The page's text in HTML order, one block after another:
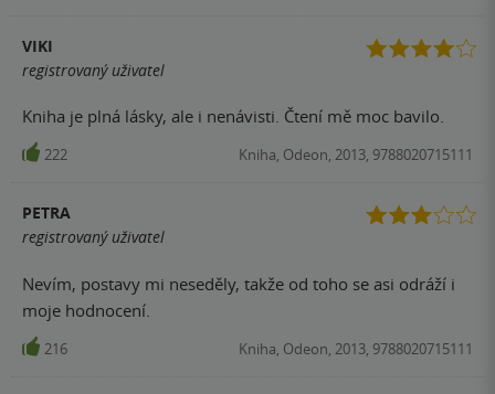
VIKI
registrovaný uživatel
Kniha je plná lásky, ale i nenávisti. Čtení mě moc bavilo.
222 Kniha, Odeon, 2013, 9788020715111
PETRA
registrovaný uživatel
Nevím, postavy mi neseděly, takže od toho se asi odráží i
moje hodnocení.
216 Kniha, Odeon, 2013, 9788020715111